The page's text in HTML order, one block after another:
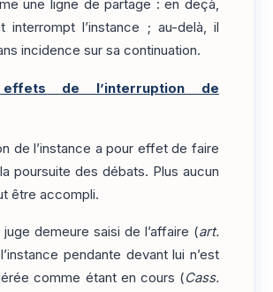
une ligne de partage : en deçà,
interrompt l’instance ; au-delà, il
incidence sur sa continuation.
de l’interruption de
de l’instance a pour effet de faire
poursuite des débats. Plus aucun
être accompli.
demeure saisi de l’affaire (art.
pendante devant lui n’est
comme étant en cours (Cass.